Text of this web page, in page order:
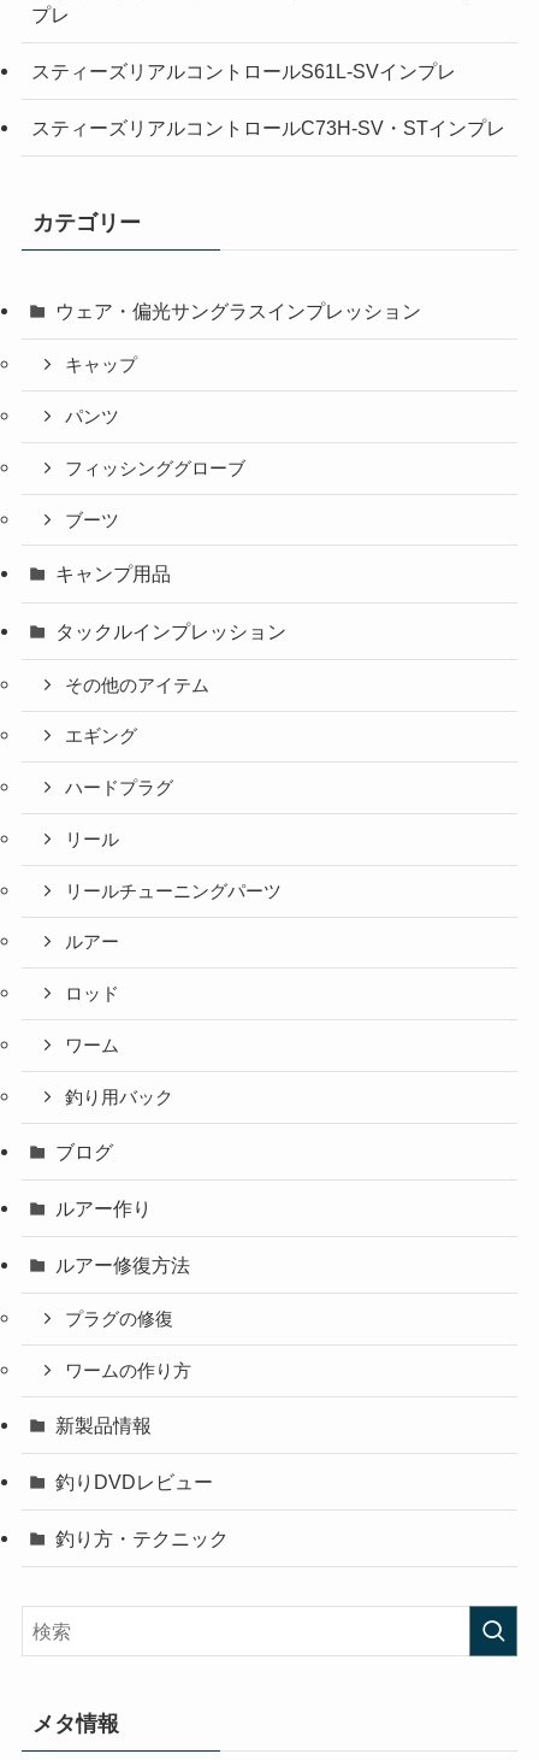
プレ
スティーズリアルコントロールS61L-SVインプレ
スティーズリアルコントロールC73H-SV・STインプレ
カテゴリー
ウェア・偏光サングラスインプレッション
キャップ
パンツ
フィッシンググローブ
ブーツ
キャンプ用品
タックルインプレッション
その他のアイテム
エギング
ハードプラグ
リール
リールチューニングパーツ
ルアー
ロッド
ワーム
釣り用バック
ブログ
ルアー作り
ルアー修復方法
プラグの修復
ワームの作り方
新製品情報
釣りDVDレビュー
釣り方・テクニック
メタ情報